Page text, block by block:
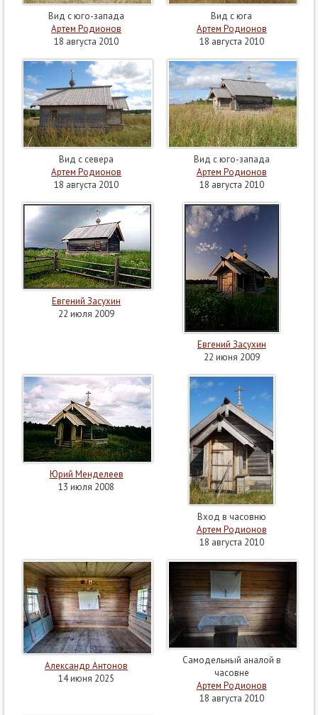
Вид с юго-запада
Артем Родионов
18 августа 2010
Вид с юга
Артем Родионов
18 августа 2010
Вид с севера
Артем Родионов
18 августа 2010
Вид с юго-запада
Артем Родионов
18 августа 2010
Евгений Засухин
22 июля 2009
Евгений Засухин
22 июня 2009
Юрий Менделеев
13 июля 2008
Вход в часовню
Артем Родионов
18 августа 2010
Александр Антонов
14 июня 2025
Самодельный аналой в
часовне
Артем Родионов
18 августа 2010